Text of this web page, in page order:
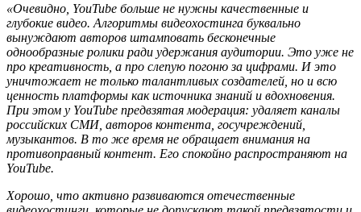
«Очевидно, YouTube больше не нужны качественные и
глубокие видео. Алгоритмы видеохостинга буквально
вынуждают авторов штамповать бесконечные
однообразные ролики ради удержания аудитории. Это уже не
про креативность, а про слепую погоню за цифрами. И это
уничтожает не только талантливых создателей, но и всю
ценность платформы как источника знаний и вдохновения.
При этом у YouTube предвзятая модерация: удаляет каналы
российских СМИ, авторов контента, госучреждений,
музыкантов. В то же время не обращает внимания на
противоправный контент. Его спокойно распространяют на
YouTube.
Хорошо, что активно развиваются отечественные